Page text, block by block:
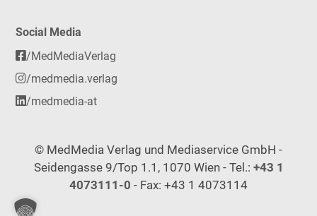
Social Media
/MedMediaVerlag
/medmedia.verlag
/medmedia-at
© MedMedia Verlag und Mediaservice GmbH -
Seidengasse 9/Top 1.1, 1070 Wien - Tel.: +43 1
4073111-0 - Fax: +43 1 4073114